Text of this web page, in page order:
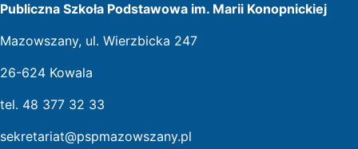
Publiczna Szkoła Podstawowa im. Marii Konopnickiej
Mazowszany, ul. Wierzbicka 247
26-624 Kowala
tel. 48 377 32 33
sekretariat@pspmazowszany.pl